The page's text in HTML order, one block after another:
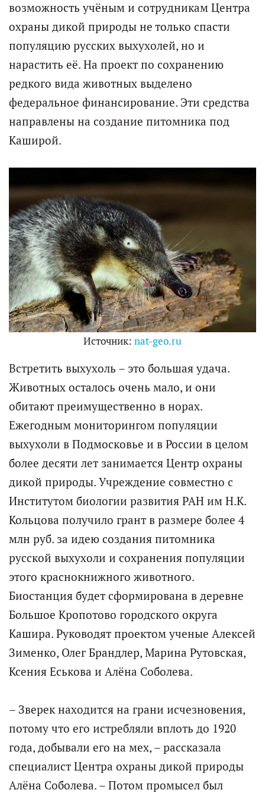
возможность учёным и сотрудникам Центра
охраны дикой природы не только спасти
популяцию русских выхухолей, но и
нарастить её. На проект по сохранению
редкого вида животных выделено
федеральное финансирование. Эти средства
направлены на создание питомника под
Каширой.
Источник: nat-geo.ru
Встретить выхухоль – это большая удача.
Животных осталось очень мало, и они
обитают преимущественно в норах.
Ежегодным мониторингом популяции
выхухоли в Подмосковье и в России в целом
более десяти лет занимается Центр охраны
дикой природы. Учреждение совместно с
Институтом биологии развития РАН им Н.К.
Кольцова получило грант в размере более 4
млн руб. за идею создания питомника
русской выхухоли и сохранения популяции
этого краснокнижного животного.
Биостанция будет сформирована в деревне
Большое Кропотово городского округа
Кашира. Руководят проектом ученые Алексей
Зименко, Олег Брандлер, Марина Рутовская,
Ксения Еськова и Алёна Соболева.
– Зверек находится на грани исчезновения,
потому что его истребляли вплоть до 1920
года, добывали его на мех, – рассказала
специалист Центра охраны дикой природы
Алёна Соболева. – Потом промысел был